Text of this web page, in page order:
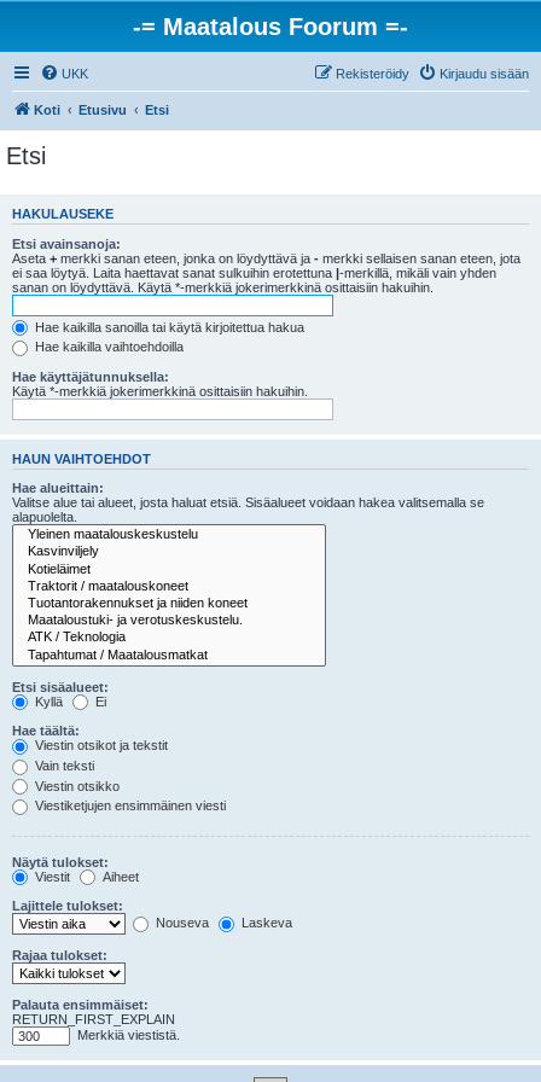
-= Maatalous Foorum =-
UKK Kirjaudu sisään
Rekisteröidy
Koti Etusivu Etsi
Etsi
HAKULAUSEKE
Etsi avainsanoja:
Aseta + merkki sanan eteen, jonka on löydyttävä ja - merkki sellaisen sanan eteen, jota
ei saa löytyä. Laita haettavat sanat sulkuihin erotettuna |-merkillä, mikäli vain yhden
sanan on löydyttävä. Käytä *-merkkiä jokerimerkkinä osittaisiin hakuihin.
Hae kaikilla sanoilla tai käytä kirjoitettua hakua
Hae kaikilla vaihtoehdoilla
Hae käyttäjätunnuksella:
Käytä *-merkkiä jokerimerkkinä osittaisiin hakuihin.
HAUN VAIHTOEHDOT
Hae alueittain:
Valitse alue tai alueet, josta haluat etsiä. Sisäalueet voidaan hakea valitsemalla se
alapuolelta.
Etsi sisäalueet:
Kyllä
Ei
Hae täältä:
Viestin otsikot ja tekstit
Vain teksti
Viestin otsikko
Viestiketjujen ensimmäinen viesti
Näytä tulokset:
Viestit
Aiheet
Lajittele tulokset:
Nouseva
Laskeva
Rajaa tulokset:
Palauta ensimmäiset:
RETURN_FIRST_EXPLAIN
Merkkiä viestistä.